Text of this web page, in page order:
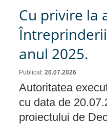
Cu privire la
anul 2025.
Publicat: 20.07.2026
Autoritatea
cu data de
proiectului de